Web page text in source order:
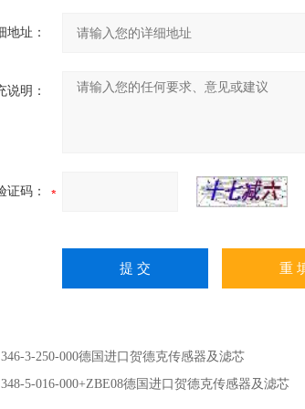
地址：
说明：
证码：
346-3-250-000德国进口贺德克传感器及滤芯
348-5-016-000+ZBE08德国进口贺德克传感器及滤芯